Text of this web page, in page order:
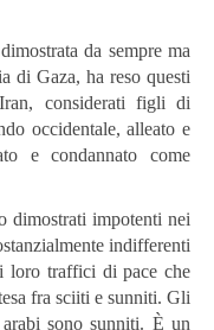
da sempre ma
di Gaza, ha reso questi
considerati figli di
occidentale, alleato e
e condannato come
dimostrati impotenti nei
indifferenti
loro traffici di pace che
fra sciiti e sunniti. Gli
sono sunniti. È un